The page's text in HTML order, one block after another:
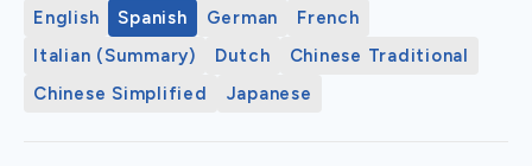
English Spanish German
French
Italian (Summary)
Dutch
Chinese Traditional
Chinese Simplified
Japanese